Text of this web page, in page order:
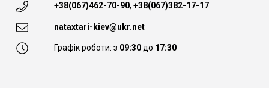
+38(067)462-70-90, +38(067)382-17-17
nataxtari-kiev@ukr.net
Графік роботи: з 09:30до 17:30